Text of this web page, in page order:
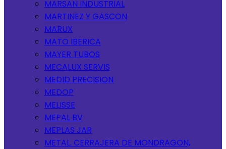
MARSAN INDUSTRIAL
MARTINEZ Y GASCON
MARUX
MATO IBERICA
MAYER TUBOS
MECALUX SERVIS
MEDID PRECISION
MEDOP
MELISSE
MEPAL BV
MEPLAS JAR
METAL. CERRAJERA DE MONDRAGON,